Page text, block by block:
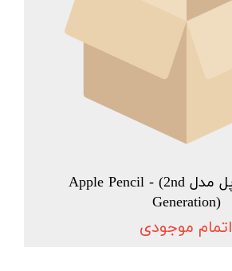
قلم لمسی اپل مدل Apple Pencil - (2nd
Generation)
اتمام موجودی